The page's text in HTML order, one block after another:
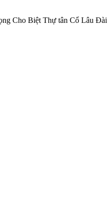
Cho Biệt Thự tân Cổ Lâu Đài